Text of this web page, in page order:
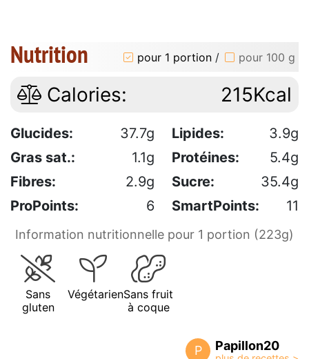
Nutrition pour 1 portion / pour 100 g
Calories: 215Kcal
Glucides: 37.7g Lipides:
3.9g
Gras sat.:
1.1g Protéines:
5.4g
Fibres:
2.9g Sucre:
35.4g
ProPoints:
6 SmartPoints: 11
Information nutritionnelle pour 1 portion (223g)
Sans
gluten
VégétarienSans fruit
à coque
P Papillon20